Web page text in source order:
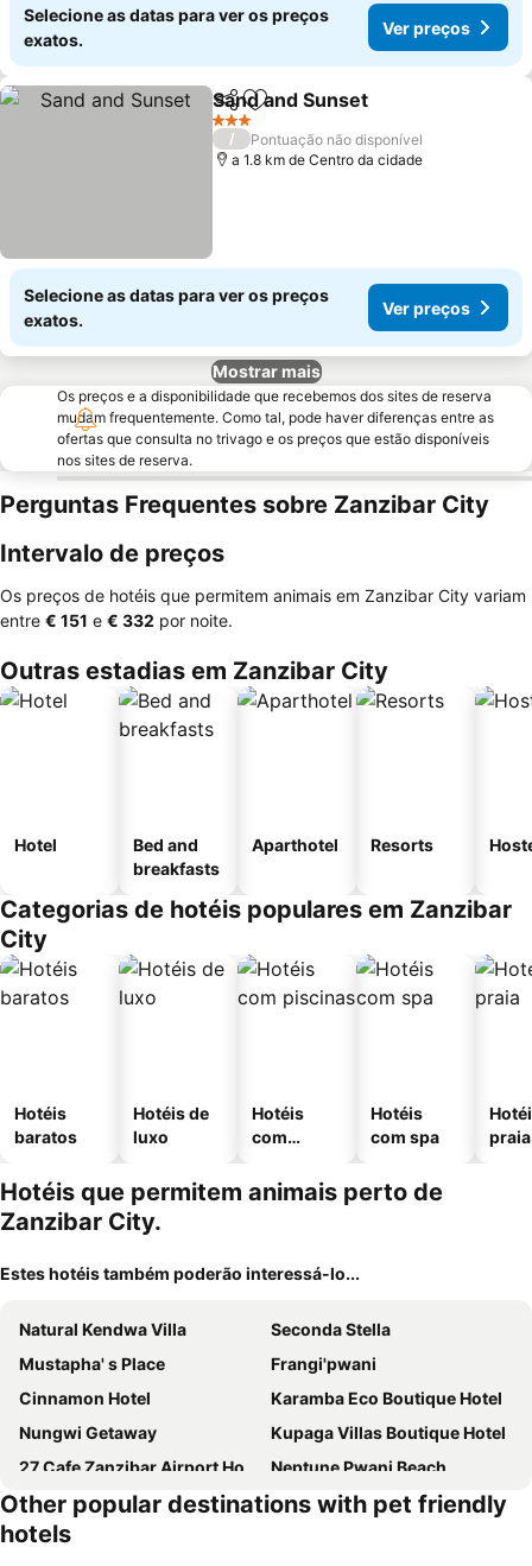
Selecione as datas para ver os preços
exatos.
Ver preços
PartilharAdicionar aos favoritos
Sand and Sunset
3 Estrelas
/
Pontuação não disponível
a 1.8 km de Centro da cidade
Selecione as datas para ver os preços
exatos.
Ver preços
Mostrar mais
Os preços e a disponibilidade que recebemos dos sites de reserva
mudam frequentemente. Como tal, pode haver diferenças entre as
ofertas que consulta no trivago e os preços que estão disponíveis
nos sites de reserva.
Perguntas Frequentes sobre Zanzibar City
Intervalo de preços
Os preços de hotéis que permitem animais em Zanzibar City variam
entre ‎€ 151 e ‎€ 332 por noite.
Outras estadias em Zanzibar City
Hotel
Bed and
breakfasts
Aparthotel Resorts
Categorias de hotéis populares em Zanzibar
City
Hotéis
baratos
Hotéis de
luxo
Hotéis
com
Hotéis
com spa
praia
Hotéis que permitem animais perto de
Zanzibar City.
Estes hotéis também poderão interessá-lo...
Natural Kendwa Villa
Seconda Stella
Mustapha' s Place
Frangi'pwani
Cinnamon Hotel
Karamba Eco Boutique Hotel
Nungwi Getaway
Kupaga Villas Boutique Hotel
27 Cafe Zanzibar Airport Hotel
Neptune Pwani Beach
Spice Island Hotel & Resort
TIANDE Boutique Hotel
The Garden
Other popular destinations with pet friendly
hotels